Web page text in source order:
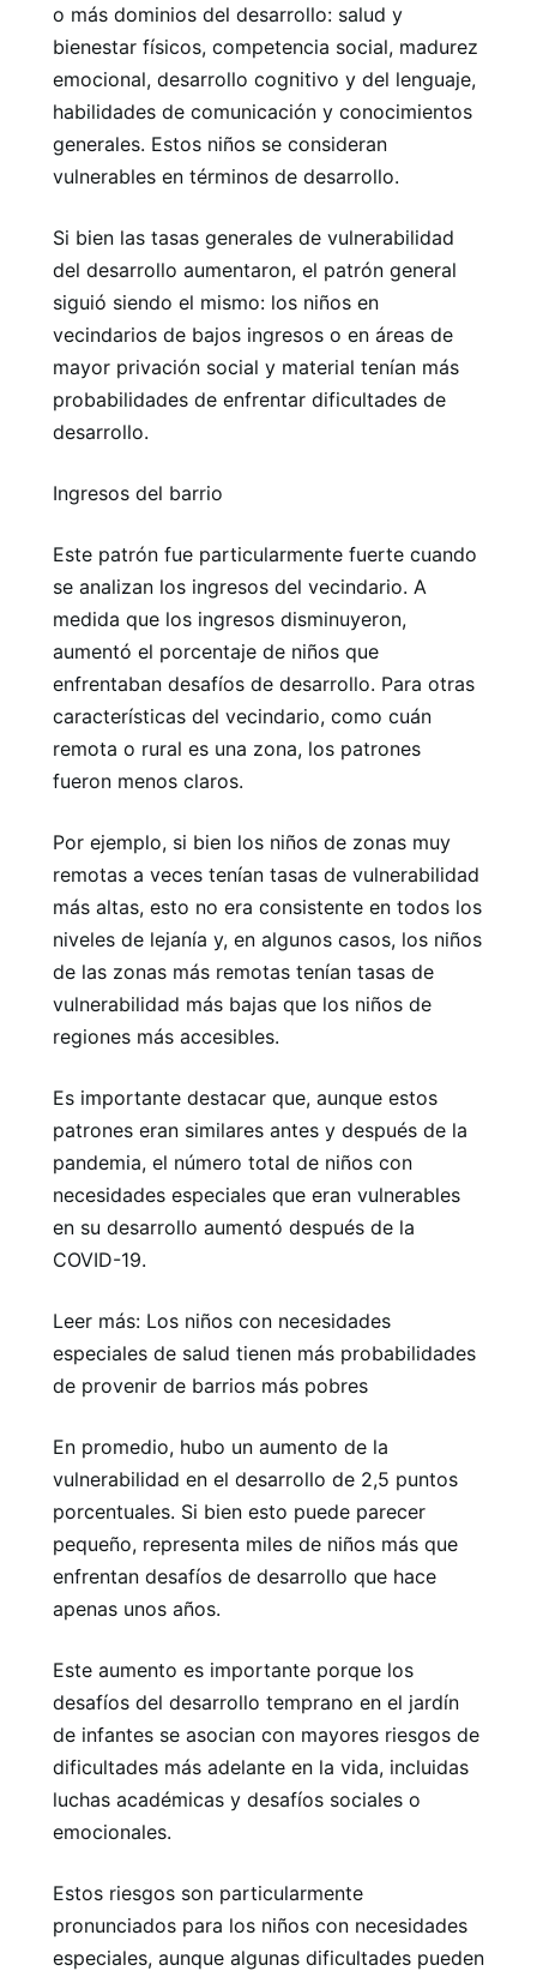
o más dominios del desarrollo: salud y
bienestar físicos, competencia social, madurez
emocional, desarrollo cognitivo y del lenguaje,
habilidades de comunicación y conocimientos
generales. Estos niños se consideran
vulnerables en términos de desarrollo.
Si bien las tasas generales de vulnerabilidad
del desarrollo aumentaron, el patrón general
siguió siendo el mismo: los niños en
vecindarios de bajos ingresos o en áreas de
mayor privación social y material tenían más
probabilidades de enfrentar dificultades de
desarrollo.
Ingresos del barrio
Este patrón fue particularmente fuerte cuando
se analizan los ingresos del vecindario. A
medida que los ingresos disminuyeron,
aumentó el porcentaje de niños que
enfrentaban desafíos de desarrollo. Para otras
características del vecindario, como cuán
remota o rural es una zona, los patrones
fueron menos claros.
Por ejemplo, si bien los niños de zonas muy
remotas a veces tenían tasas de vulnerabilidad
más altas, esto no era consistente en todos los
niveles de lejanía y, en algunos casos, los niños
de las zonas más remotas tenían tasas de
vulnerabilidad más bajas que los niños de
regiones más accesibles.
Es importante destacar que, aunque estos
patrones eran similares antes y después de la
pandemia, el número total de niños con
necesidades especiales que eran vulnerables
en su desarrollo aumentó después de la
COVID-19.
Leer más: Los niños con necesidades
especiales de salud tienen más probabilidades
de provenir de barrios más pobres
En promedio, hubo un aumento de la
vulnerabilidad en el desarrollo de 2,5 puntos
porcentuales. Si bien esto puede parecer
pequeño, representa miles de niños más que
enfrentan desafíos de desarrollo que hace
apenas unos años.
Este aumento es importante porque los
desafíos del desarrollo temprano en el jardín
de infantes se asocian con mayores riesgos de
dificultades más adelante en la vida, incluidas
luchas académicas y desafíos sociales o
emocionales.
Estos riesgos son particularmente
pronunciados para los niños con necesidades
especiales, aunque algunas dificultades pueden